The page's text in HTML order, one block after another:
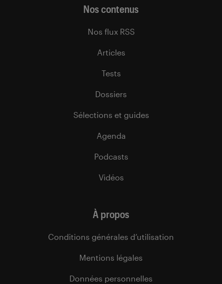
Nos contenus
Nos flux RSS
Articles
Tests
Dossiers
Sélections et guides
Agenda
Podcasts
Vidéos
À propos
Conditions générales d’utilisation
Mentions légales
Données personnelles